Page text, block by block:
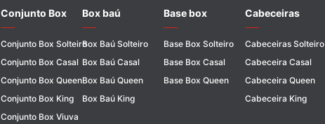
Conjunto Box
Conjunto Box Solteiro
Conjunto Box Casal
Conjunto Box Queen
Conjunto Box King
Conjunto Box Viuva
Box baú
Box Baú Solteiro
Box Baú Casal
Box Baú Queen
Box Baú King
Base box
Base Box Solteiro
Base Box Casal
Base Box Queen
Cabeceiras
Cabeceiras Solteiro
Cabeceira Casal
Cabeceira Queen
Cabeceira King